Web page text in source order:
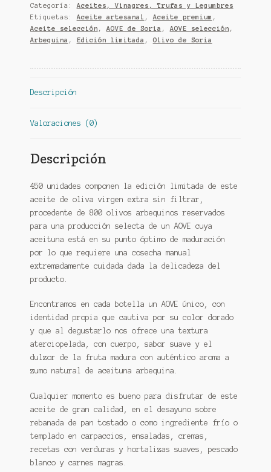
cantidad
Categoría: Aceites, Vinagres, Trufas y Legumbres
Etiquetas: Aceite artesanal , Aceite premium ,
Aceite selección , AOVE de Soria , AOVE selección ,
Arbequina , Edición limitada , Olivo de Soria
Descripción
Valoraciones (0)
Descripción
450 unidades componen la edición limitada de este
aceite de oliva virgen extra sin filtrar,
procedente de 800 olivos arbequinos reservados
para una producción selecta de un AOVE cuya
aceituna está en su punto óptimo de maduración
por lo que requiere una cosecha manual
extremadamente cuidada dada la delicadeza del
producto.
Encontramos en cada botella un AOVE único, con
identidad propia que cautiva por su color dorado
y que al degustarlo nos ofrece una textura
aterciopelada, con cuerpo, sabor suave y el
dulzor de la fruta madura con auténtico aroma a
zumo natural de aceituna arbequina.
Cualquier momento es bueno para disfrutar de este
aceite de gran calidad, en el desayuno sobre
rebanada de pan tostado o como ingrediente frío o
templado en carpaccios, ensaladas, cremas,
recetas con verduras y hortalizas suaves, pescado
blanco y carnes magras.